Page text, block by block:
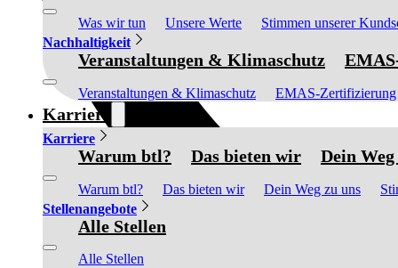
Was wir tun Unsere Werte
Stimmen unserer
Nachhaltigkeit
Veranstaltungen & Klimaschutz
Veranstaltungen & Klimaschutz EMAS-Zertifizierung
Karriere
Karriere
Warum btl? Das bieten wir Dein
Warum btl? Das bieten wir Dein Weg zu uns
Stellenangebote
Alle Stellen
Alle Stellen